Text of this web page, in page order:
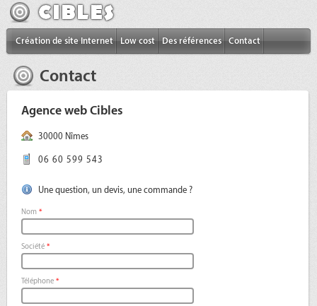
Création de site Internet Low cost Des références Contact
Contact
Agence web Cibles
30000 Nîmes
06 60 599 543
Une question, un devis, une commande ?
Nom *
Société *
Téléphone *